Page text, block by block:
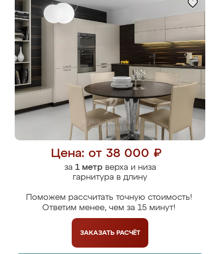
Цена: от 38 000 ₽
за 1 метрверха и низа
гарнитура в длину
Поможем рассчитать точную стоимость!
Ответим менее, чем за 15 минут!
ЗАКАЗАТЬ РАСЧЁТ